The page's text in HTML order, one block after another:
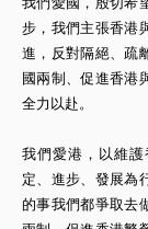
步，我們主張香港
進，反對隔絕、疏
國兩制、促進香港
全力以赴。
我們愛港，以維
定、進步、發展為
的事我們都爭取去